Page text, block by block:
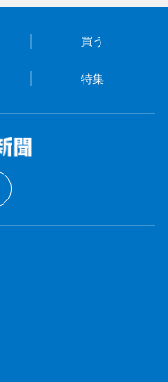
買う
特集